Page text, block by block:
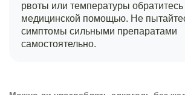
рвоты или температуры обратитесь
медицинской помощью. Не
симптомы сильными препаратами
самостоятельно.